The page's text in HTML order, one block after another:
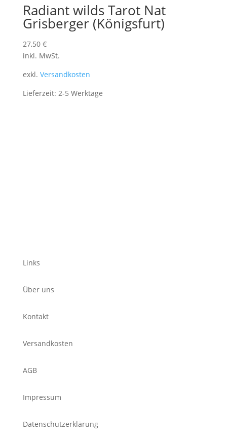
Radiant wilds Tarot Nat
Grisberger (Königsfurt)
27,50 €
inkl. MwSt.
exkl. Versandkosten
Lieferzeit: 2-5 Werktage
Links
Über uns
Kontakt
Versandkosten
AGB
Impressum
Datenschutzerklärung